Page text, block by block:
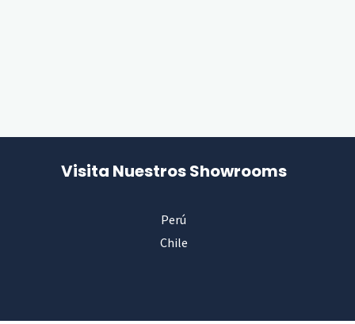
Visita Nuestros Showrooms
Perú
Chile